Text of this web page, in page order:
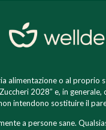
alimentazione o al proprio
2028” e, in
intendono sostituire il
a persone sane.